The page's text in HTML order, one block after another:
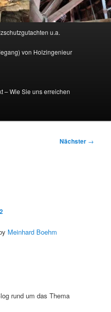
u.a.
von Holzingenieur
– Wie Sie uns erreichen
Nächster →
Meinhard Boehm
rund um das Thema